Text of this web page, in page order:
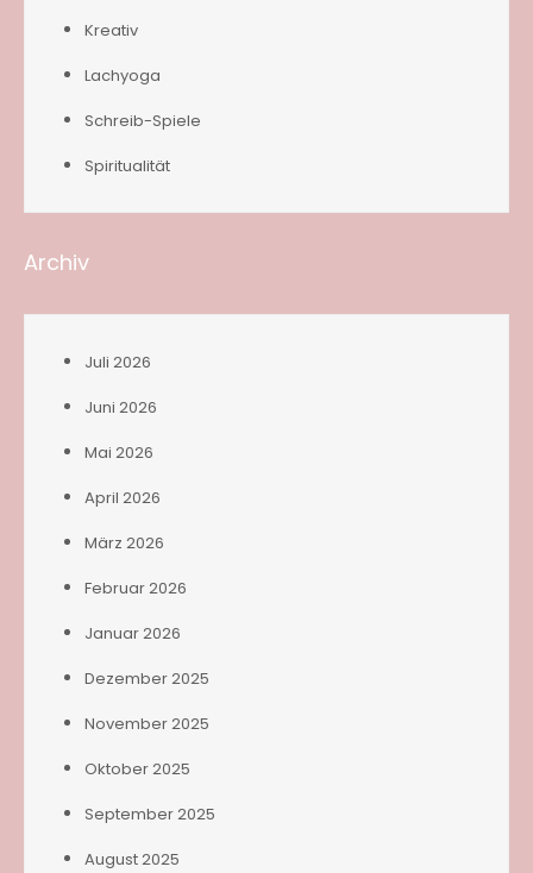
Kreativ
Lachyoga
Schreib-Spiele
Spiritualität
Archiv
Juli 2026
Juni 2026
Mai 2026
April 2026
März 2026
Februar 2026
Januar 2026
Dezember 2025
November 2025
Oktober 2025
September 2025
August 2025